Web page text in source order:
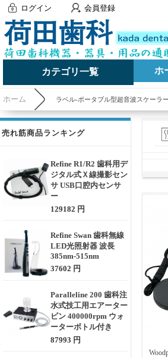
ログイン 会員登録
カテゴリ一覧 ホ
ホーム ラベル-ポータブル型超音波スケーラー
売れ筋商品ランキング
Refine R1/R2 歯科用デ
ジタル式Ｘ線撮影セン
サ USB口腔内センサ
ー
129182 円
Refine Swan 歯科無線
LED光照射器 波長
385nm-515nm
37602 円
Paralleline 200 歯科注
水式技工用エアーター
ビン 400000rpm ウォ
ーターボトル付き
87993 円